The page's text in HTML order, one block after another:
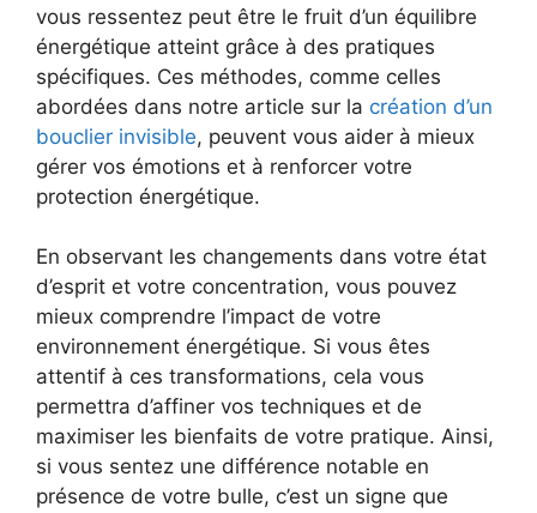
vous ressentez peut être le fruit d’un équilibre
énergétique atteint grâce à des pratiques
spécifiques. Ces méthodes, comme celles
abordées dans notre article sur la création d’un
bouclier invisible, peuvent vous aider à mieux
gérer vos émotions et à renforcer votre
protection énergétique.
En observant les changements dans votre état
d’esprit et votre concentration, vous pouvez
mieux comprendre l’impact de votre
environnement énergétique. Si vous êtes
attentif à ces transformations, cela vous
permettra d’affiner vos techniques et de
maximiser les bienfaits de votre pratique. Ainsi,
si vous sentez une différence notable en
présence de votre bulle, c’est un signe que